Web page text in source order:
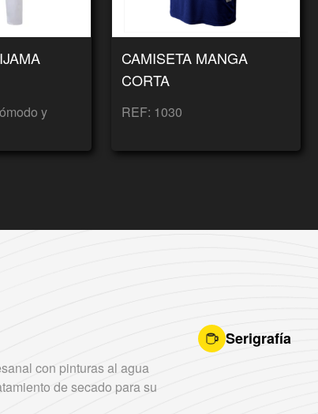
y
CAMISETA MANGA
CORTA
REF: 1030
Serigrafía
con pinturas al agua
de secado para su